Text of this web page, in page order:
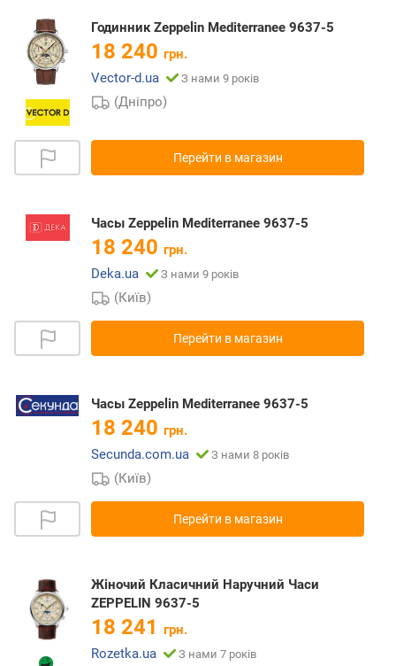
Годинник Zeppelin Mediterranee 9637-5
18 240 грн.
Vector-d.ua
З нами 9 років
(Дніпро)
Перейти в магазин
Часы Zeppelin Mediterranee 9637-5
18 240 грн.
Deka.ua
З нами 9 років
(Київ)
Перейти в магазин
Часы Zeppelin Mediterranee 9637-5
18 240 грн.
Secunda.com.ua
З нами 8 років
(Київ)
Перейти в магазин
Жіночий Класичний Наручний Часи
ZEPPELIN 9637-5
18 241 грн.
Rozetka.ua
З нами 7 років